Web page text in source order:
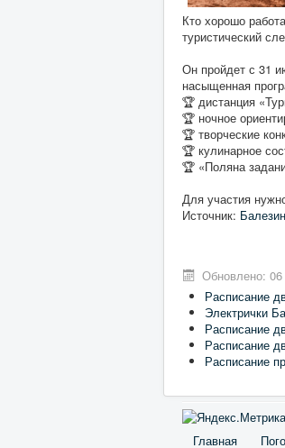
Кто хорошо
туристический
Он пройдет с 31
насыщенная
🏆 дистанция
🏆 ночное
🏆 творческие
🏆 кулинарное
🏆 «Поляна
Для участия
Источник:
Обновлено:
Расписание
Электрички
Расписание
Расписание
Расписание
Главная